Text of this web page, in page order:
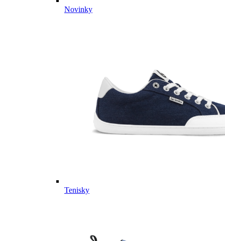
Novinky
Tenisky